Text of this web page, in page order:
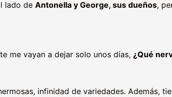
lado de Antonella y George, sus dueños,
me vayan a dejar solo unos días, ¿Qué
infinidad de variedades. Además,